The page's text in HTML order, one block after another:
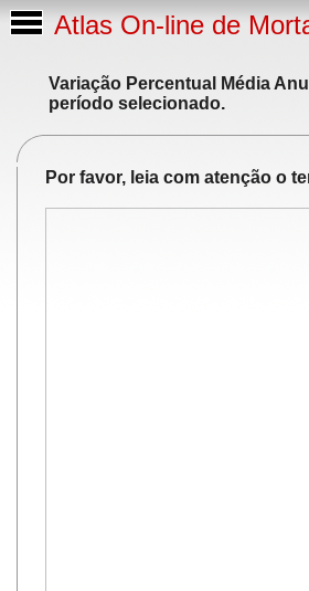
Atlas On-line de
Variação Percentual Média
período selecionado.
Por favor, leia com atenção o